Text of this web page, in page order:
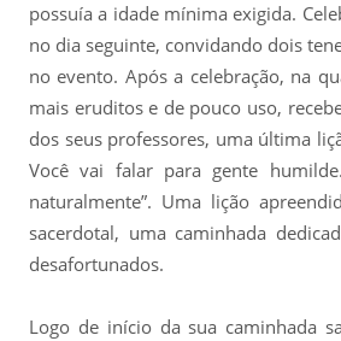
possuía a idade mínima exigida.
no dia seguinte, convidando dois
no evento. Após a celebração, na
mais eruditos e de pouco uso,
dos seus professores, uma última
Você vai falar para gente
naturalmente”. Uma lição
sacerdotal, uma caminhada
desafortunados.
Logo de início da sua caminhada